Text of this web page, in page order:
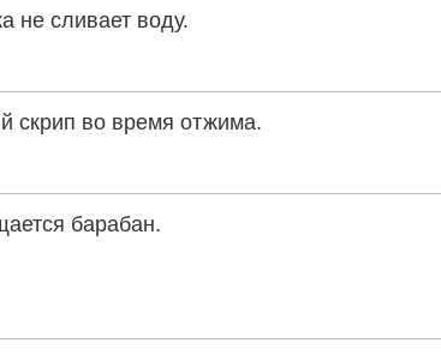
не сливает воду.
скрип во время отжима.
барабан.